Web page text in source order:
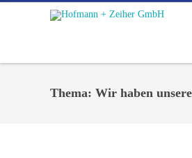
Thema: Wir haben